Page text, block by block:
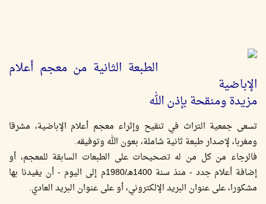
الطبعة الثانية من معجم أعلام
الإباضية
مزيدة ومنقحة بإذن الله
تسعى جمعية التراث في تنقيح وإثراء معجم أعلام الإباضية، مشرقا
ومغربا، لإصدار طبعة ثانية شاملة، بعون الله وتوفيقه.
فالرجاء من كل من له تصحيحات على الطبعات السابقة للمعجم، أو
إضافة أعلام جدد - منذ سنة 1400هـ/1980م إلى اليوم - أن يفيدنا بها
مشكورا، على عنوان البريد الإلكتروني، أو على عنوان البريد العادي.